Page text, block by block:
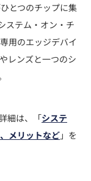
とつのチップに集
ステム・オン・チ
用のエッジデバイ
レンズと一つのシ
細は、「システ
メリットなど」を